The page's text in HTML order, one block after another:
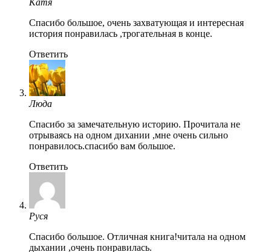
Катя
Спасибо большое, очень захватующая и интересная
история понравилась ,трогательная в конце.
Ответить
Люда
Спасибо за замечательную историю. Прочитала не
отрываясь на одном дихании ,мне очень сильно
понравилось.спасибо вам большое.
Ответить
Руся
Спасибо большое. Отличная книга!читала на одном
дыхании ,очень понравилась.